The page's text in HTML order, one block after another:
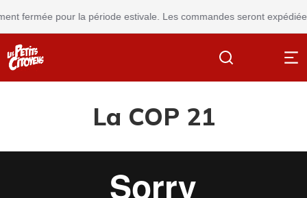
fermée pour la période estivale. Les commandes seront expédiées
La COP 21